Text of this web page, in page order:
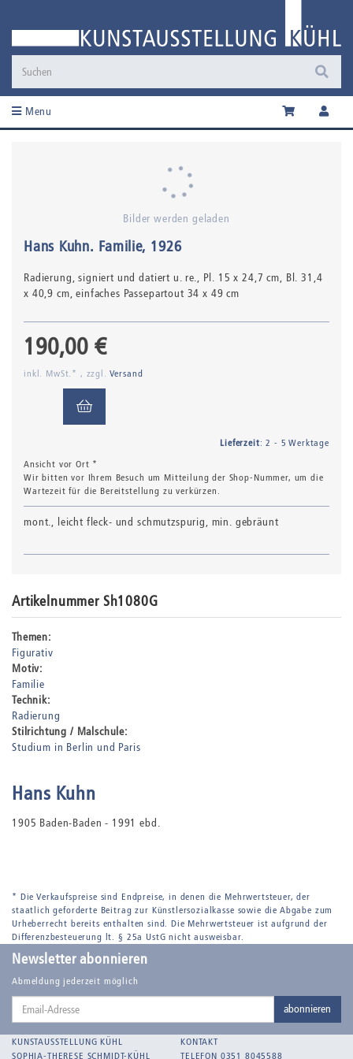
Menu
Bilder werden geladen
Hans Kuhn. Familie, 1926
Radierung,signiert und datiert u. re., Pl. 15 x 24,7 cm, Bl. 31,4
x 40,9 cm, einfaches Passepartout 34 x 49 cm
190,00 €
inkl. MwSt.* , zzgl. Versand
Lieferzeit: 2 - 5 Werktage
Ansicht vor Ort *
Wir bitten vor Ihrem Besuch um Mitteilung der Shop-Nummer, um die
Wartezeit für die Bereitstellung zu verkürzen.
mont., leicht fleck- und schmutzspurig, min. gebräunt
Artikelnummer Sh1080G
Themen:
Figurativ
Motiv:
Familie
Technik:
Radierung
Stilrichtung / Malschule:
Studium in Berlin und Paris
Hans Kuhn
1905 Baden-Baden - 1991 ebd.
* Die Verkaufspreise sind Endpreise, in denen die Mehrwertsteuer, der
staatlich geforderte Beitrag zur Künstlersozialkasse sowie die Abgabe zum
Urheberrecht bereits enthalten sind. Die Mehrwertsteuer ist aufgrund der
Differenzbesteuerung lt. § 25a UstG nicht ausweisbar.
Newsletter abonnieren
Abmeldung jederzeit möglich
Email-
abonnieren
KUNSTAUSSTELLUNG KÜHL
SOPHIA-THERESE SCHMIDT-KÜHL
KONTAKT
TELEFON 0351 8045588